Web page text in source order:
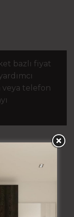
bazlı fiyat
telefon
elde